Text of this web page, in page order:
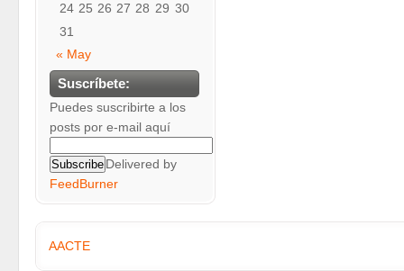
24 25 26 27 28 29 30
31
« May
Suscríbete:
Puedes suscribirte a los
posts por e-mail aquí
Delivered by
FeedBurner
AACTE